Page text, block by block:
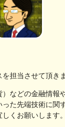
担当させて頂き
などの金融情報
た先端技術に関
くお願いします。